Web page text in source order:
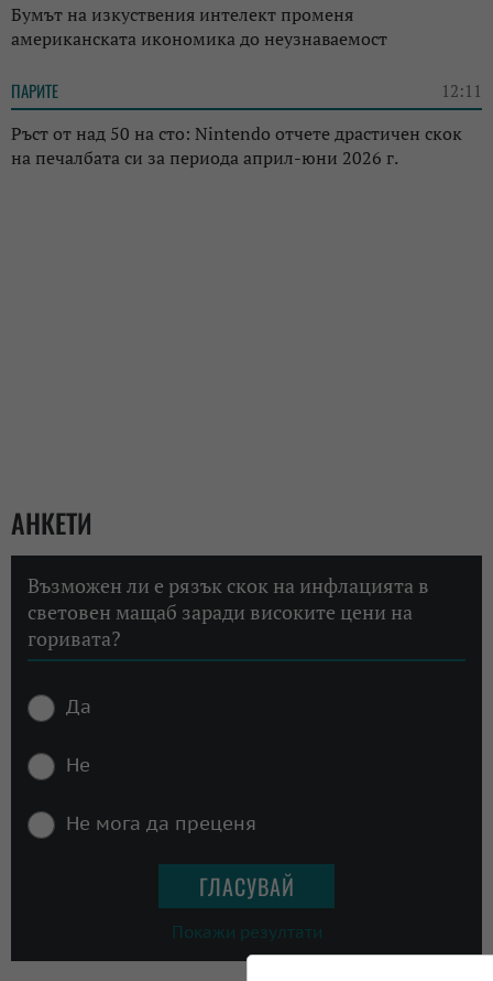
Бумът на изкуствения интелект променя
американската икономика до неузнаваемост
ПАРИТЕ 12:11
Ръст от над 50 на сто: Nintendo отчете драстичен скок
на печалбата си за периода април-юни 2026 г.
АНКЕТИ
Възможен ли е рязък скок на инфлацията в
световен мащаб заради високите цени на
горивата?
Да
Не
Не мога да преценя
Покажи резултати